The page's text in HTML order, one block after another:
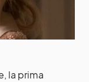
la prima